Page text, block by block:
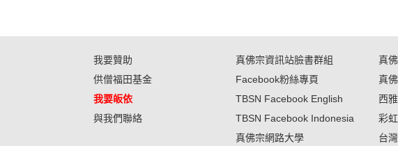
我要贊助
供僧福田基金
我要皈依
與我們聯絡
真佛宗資訊站臉書群組
Facebook粉絲專頁
TBSN Facebook English
TBSN Facebook Indonesia
真佛宗網路大學
真
真
西
彩
台